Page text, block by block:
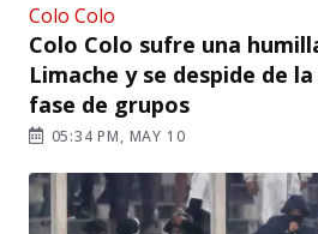
Colo Colo
Colo Colo sufre una
Limache y se despide de
fase de grupos
05:34 PM, MAY 10